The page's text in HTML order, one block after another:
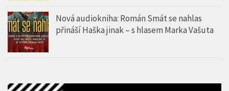
Nová audiokniha: Román Smát se nahlas
přináší Haška jinak – s hlasem Marka Vašuta